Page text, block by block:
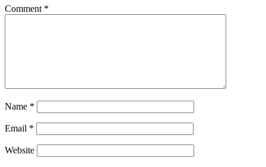
Comment *
Name *
Email *
Website